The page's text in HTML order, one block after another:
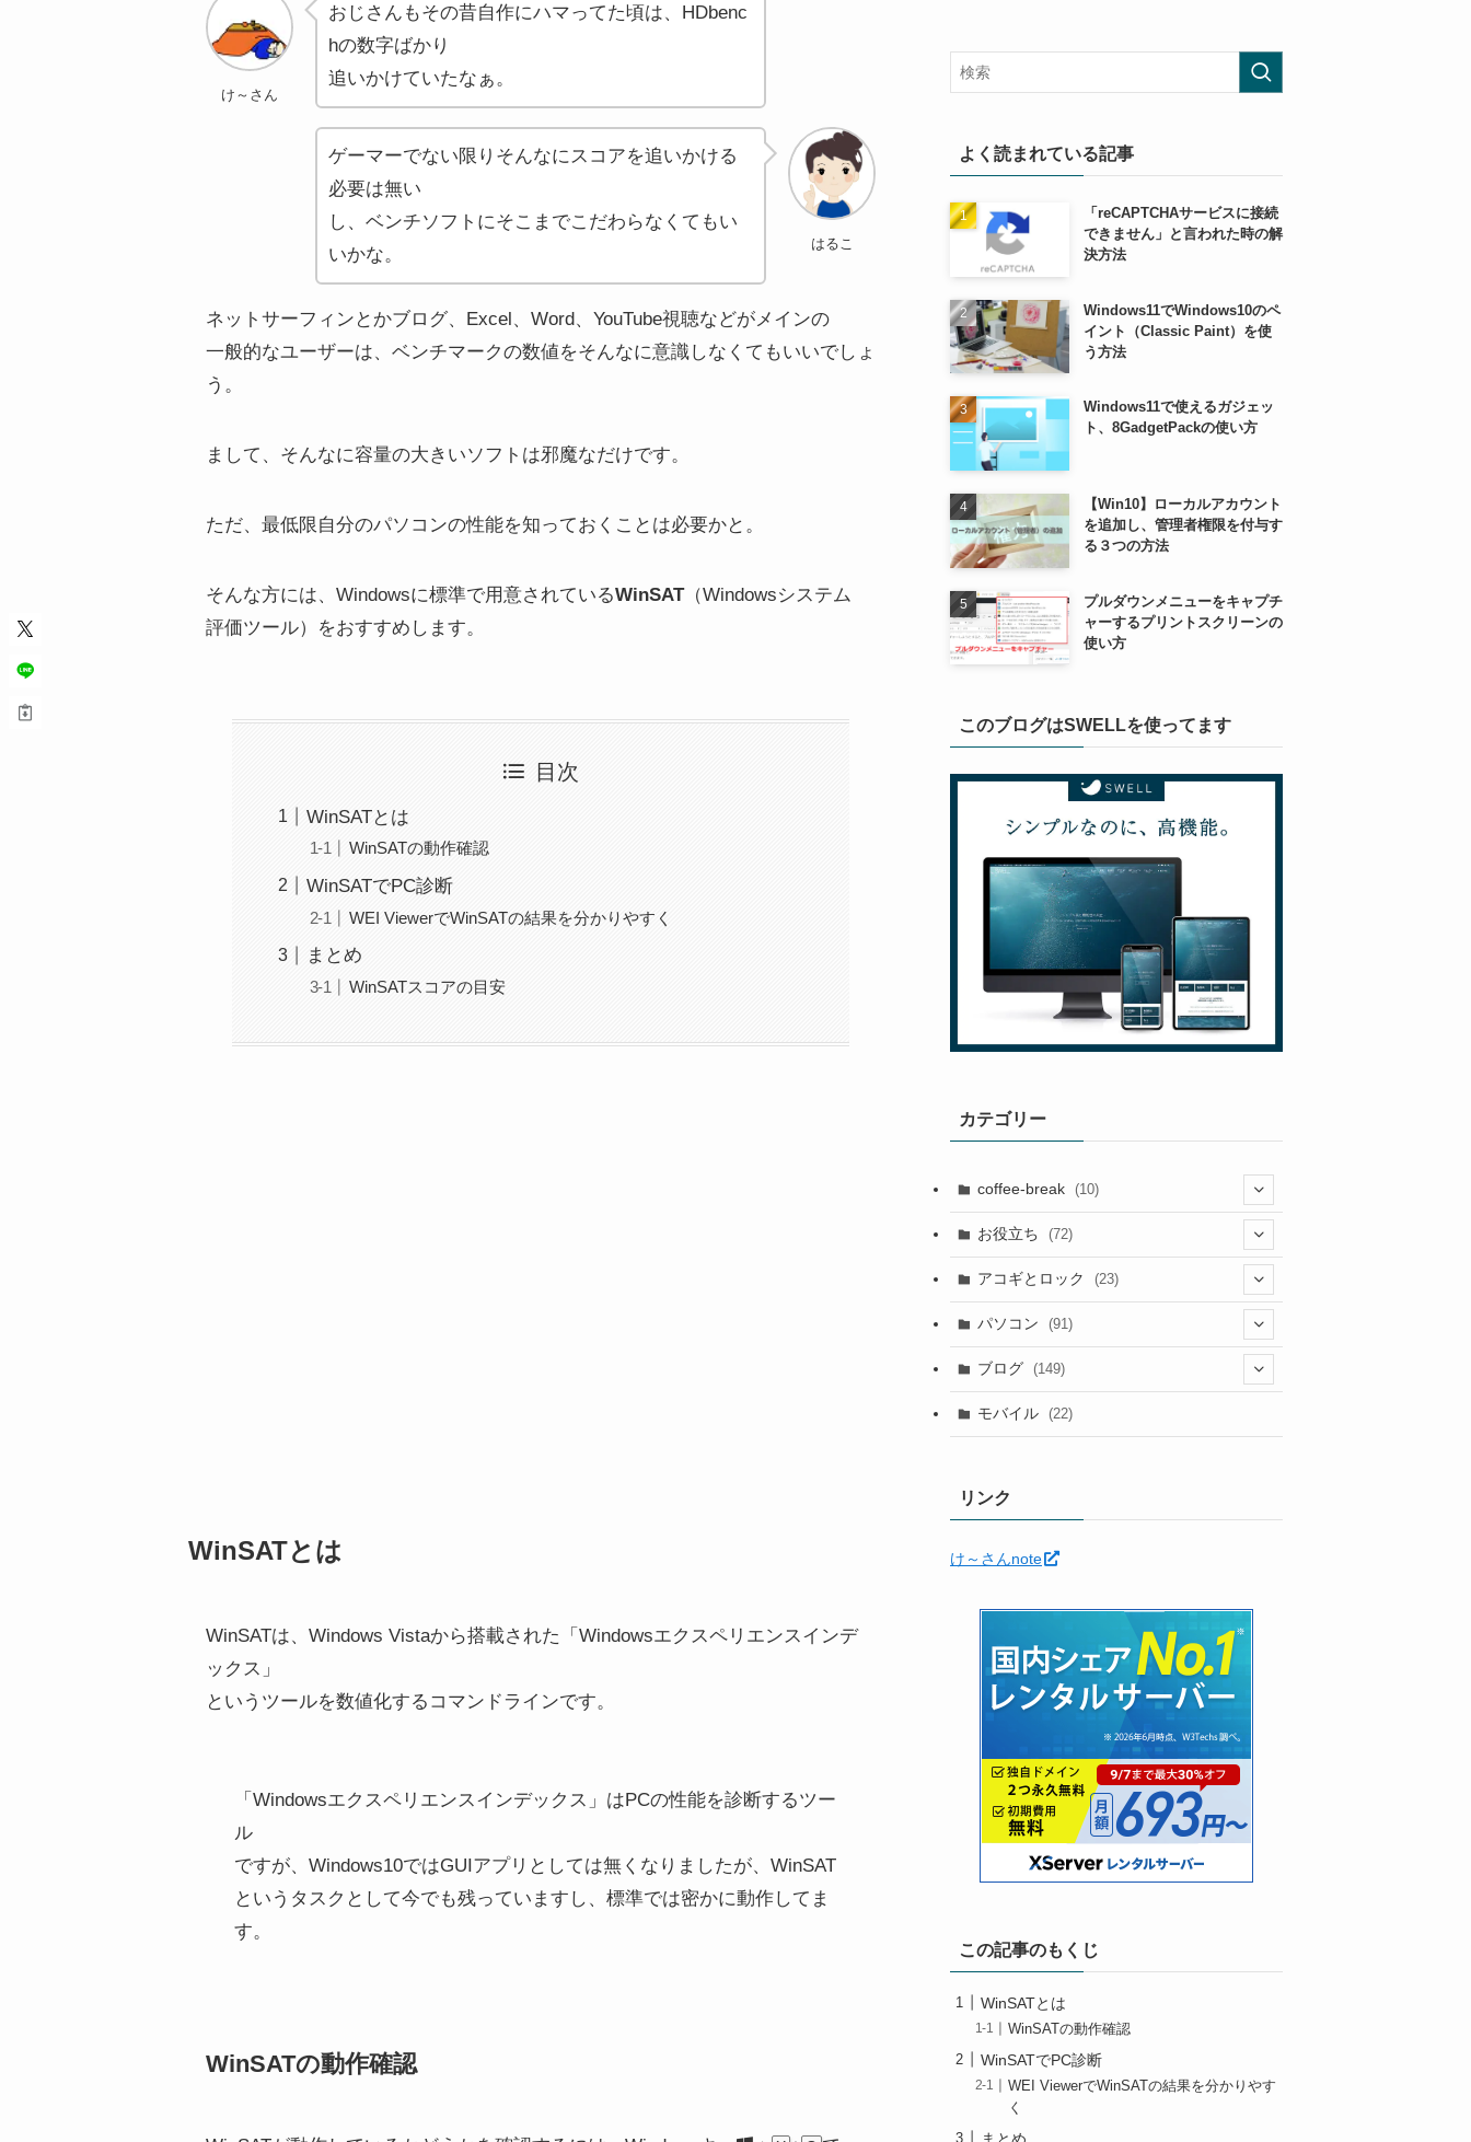
け～さん
おじさんもその昔自作にハマってた頃は、HDbenc
hの数字ばかり
追いかけていたなぁ。
はるこ
ゲーマーでない限りそんなにスコアを追いかける
必要は無い
し、ベンチソフトにそこまでこだわらなくてもい
いかな。
ネットサーフィンとかブログ、Excel、Word、YouTube視聴などがメインの
一般的なユーザーは、ベンチマークの数値をそんなに意識しなくてもいいでしょ
う。
まして、そんなに容量の大きいソフトは邪魔なだけです。
ただ、最低限自分のパソコンの性能を知っておくことは必要かと。
そんな方には、Windowsに標準で用意されているWinSAT（Windowsシステム
評価ツール）をおすすめします。
目次
WinSATとは
WinSATの動作確認
WinSATでPC診断
WEI ViewerでWinSATの結果を分かりやすく
まとめ
WinSATスコアの目安
WinSATとは
WinSATは、Windows Vistaから搭載された「Windowsエクスペリエンスインデ
ックス」
というツールを数値化するコマンドラインです。
「Windowsエクスペリエンスインデックス」はPCの性能を診断するツー
ル
ですが、Windows10ではGUIアプリとしては無くなりましたが、WinSAT
というタスクとして今でも残っていますし、標準では密かに動作してま
す。
WinSATの動作確認
よく読まれている記事
「reCAPTCHAサービスに接続
できません」と言われた時の解
決方法
Windows11でWindows10のペ
イント（Classic Paint）を使
う方法
Windows11で使えるガジェッ
ト、8GadgetPackの使い方
【Win10】ローカルアカウント
を追加し、管理者権限を付与す
る３つの方法
プルダウンメニューをキャプチ
ャーするプリントスクリーンの
使い方
このブログはSWELLを使ってます
カテゴリー
coffee-break (10)
(1)
お役立ち (72)
(12)
(5)
(5)
(6)
(6)
(2)(24)
(11)
(7)
(3)
アコギとロック (23)
(10)
パソコン (91)
(22)
(30)
ブログ (149)
(91)
モバイル (22)
リンク
け～さんnote
この記事のもくじ
WinSATとは
WinSATの動作確認
WinSATでPC診断
WEI ViewerでWinSATの結果を分かりやす
く